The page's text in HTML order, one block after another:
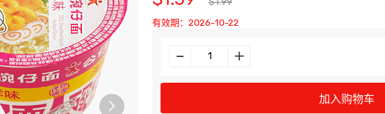

$1.99
有效期：2026-10-22
加入购物车